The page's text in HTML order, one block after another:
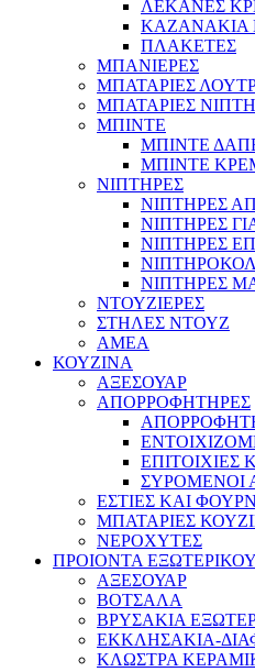
ΛΕΚΑΝΕΣ
ΚΑΖΑΝΑΚΙΑ
ΠΛΑΚΕΤΕΣ
ΜΠΑΝΙΕΡΕΣ
ΜΠΑΤΑΡΙΕΣ
ΜΠΑΤΑΡΙΕΣ
ΜΠΙΝΤΕ
ΜΠΙΝΤΕ
ΜΠΙΝΤΕ
ΝΙΠΤΗΡΕΣ
ΝΙΠΤΗΡΕΣ
ΝΙΠΤΗΡΕΣ
ΝΙΠΤΗΡΕΣ
ΝΙΠΤΗΡΕΣ
ΝΤΟΥΖΙΕΡΕΣ
ΣΤΗΛΕΣ ΝΤΟΥΖ
ΑΜΕΑ
ΚΟΥΖΙΝΑ
ΑΞΕΣΟΥΑΡ
ΑΠΟΡΡΟΦΗΤΗΡΕΣ
ΕΠΙΤΟΙΧΙΕΣ
ΣΥΡΟΜΕΝΟΙ
ΕΣΤΙΕΣ ΚΑΙ
ΜΠΑΤΑΡΙΕΣ
ΝΕΡΟΧΥΤΕΣ
ΠΡΟΙΟΝΤΑ
ΑΞΕΣΟΥΑΡ
ΒΟΤΣΑΛΑ
ΒΡΥΣΑΚΙΑ
ΕΚΚΛΗΣΑΚΙΑ-
ΚΛΩΣΤΡΑ